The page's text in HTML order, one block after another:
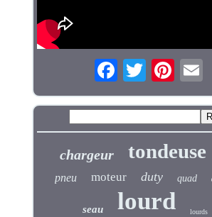
chargeur tondeuse
pneu moteur duty quad
seau lourd lourds